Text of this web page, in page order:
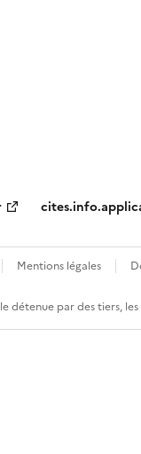
Mentions légales
par des tiers,